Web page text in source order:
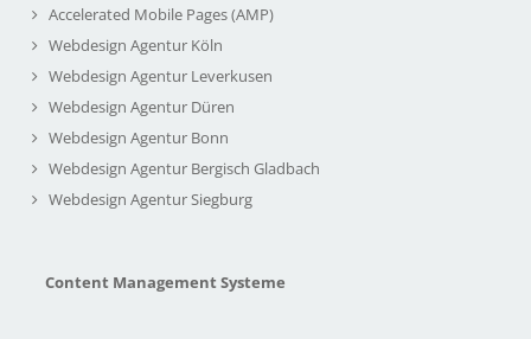
Accelerated Mobile Pages (AMP)
Webdesign Agentur Köln
Webdesign Agentur Leverkusen
Webdesign Agentur Düren
Webdesign Agentur Bonn
Webdesign Agentur Bergisch Gladbach
Webdesign Agentur Siegburg
Content Management Systeme